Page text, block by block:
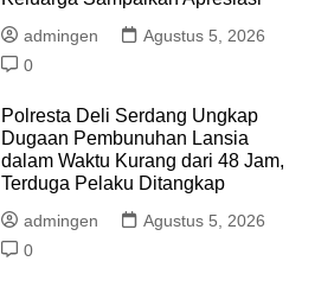
admingen
Agustus 5, 2026
0
Polresta Deli Serdang Ungkap
Dugaan Pembunuhan Lansia
dalam Waktu Kurang dari 48 Jam,
Terduga Pelaku Ditangkap
admingen
Agustus 5, 2026
0